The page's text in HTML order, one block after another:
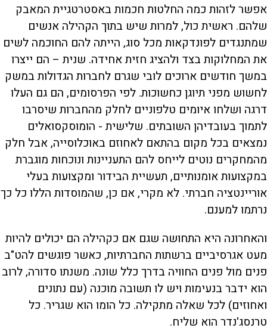
אפשר לזהות כמה החלטות חכמות באסטרטגיית המאבק
שלהם. ראשית כול, למרות שיש בתוך הקהילה אנשים
שמתנגדים לפונדקאות מכל סוג, הייתה להם החוכמה לשים
את המחלוקות בצד ולהציג חזית אחידה. שנית – הם ייצרו
במשך חודשים ארוכים לובי שגרם לחברות הגדולות במשק
לחשוש מפני תיוגן כחשוכות. לפי הפרסומים, הם גם העלו
דרגה ושלחו איומים טלפוניים לחלק מהחברות שיסרבו
לתמוך בעובדיהן השובתים. שלישית - הומוסקסואלים
נמצאים בכל מקום בהתאם לאחוזם באוכלוסייה, אבל חלק
מהמחקרים נוטים לייחס להם התעניינות ונוכחות מוגברת
במקצועות אומנותיים, תעשיית הבידור ומקצועות בעלי
אוריינטציה חברתי. לא מקרי, אם כן, שהמוסדות הללו כל כך
נרתמו למענם.
והאחרונה היא התחושה שגם אם כקהילה הם יכולים להיות
מעט אגרסיביים ברשתות החברתיות, כאשר פוגשים להט"ב
פנים מול פנים החוויה בדרך כלל שונה. משנתו סדורה, לרוב
הוא ידבר בנעימות ויש לו תשובה מוכנה (עם נתונים
ואחוזים) לכל שאלה מתקילה. כל הומו הוא שגריר. כל
טרנסג'נדר הוא שליח.